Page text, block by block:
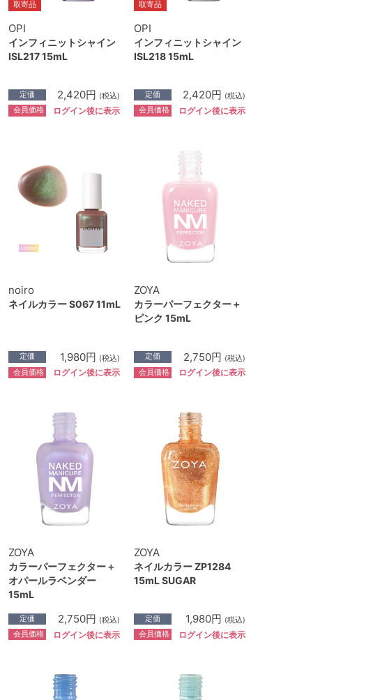
取寄品
OPI
インフィニットシャイン
ISL217 15mL
定価 2,420円 (税込)
会員価格 ログイン後に表示
取寄品
OPI
インフィニットシャイン
ISL218 15mL
定価 2,420円 (税込)
会員価格 ログイン後に表示
noiro
ネイルカラー S067 11mL
定価 1,980円 (税込)
会員価格 ログイン後に表示
ZOYA
カラーパーフェクター＋
ピンク 15mL
定価 2,750円 (税込)
会員価格 ログイン後に表示
ZOYA
カラーパーフェクター＋
オパールラベンダー
15mL
定価 2,750円 (税込)
会員価格 ログイン後に表示
ZOYA
ネイルカラー ZP1284
15mL SUGAR
定価 1,980円 (税込)
会員価格 ログイン後に表示